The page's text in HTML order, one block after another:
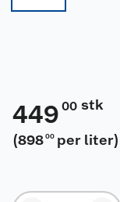
449 00 stk
(898 00 per liter)